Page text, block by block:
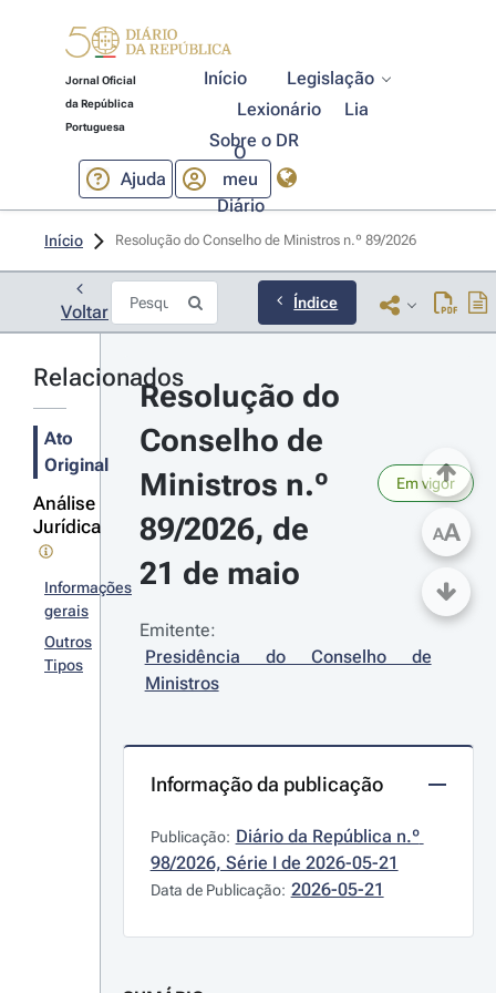
Jornal Oficial
da República
Portuguesa
Início
Legislação
Lexionário
Lia
Sobre o DR
Ajuda
O
meu
Diário
Início Resolução do Conselho de Ministros n.º 89/2026
Voltar Índice
Relacionados
Ato
Original
Análise
Jurídica
Informações
gerais
Outros
Tipos
Resolução do
Conselho de
Ministros n.º
89/2026, de
21 de maio
Em vigor
Emitente:
Presidência do Conselho de
Ministros
Informação da publicação
Publicação: Diário da República n.º
98/2026, Série I de 2026-05-21
Data de Publicação: 2026-05-21
AA